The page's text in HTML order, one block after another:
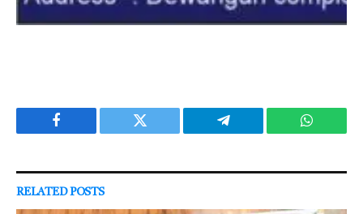
Facebook Twitter Telegram
RELATEDPOSTS